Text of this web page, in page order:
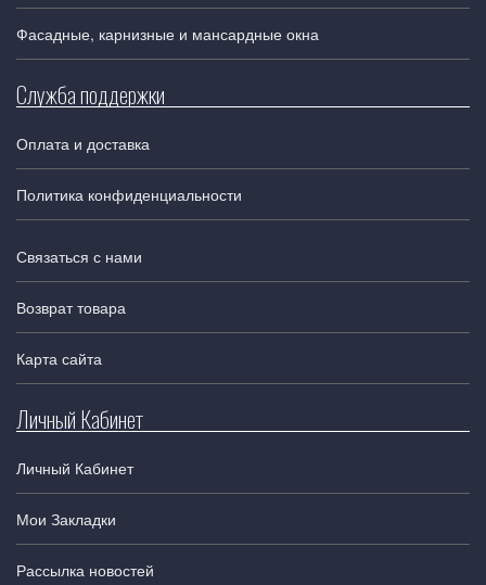
Фасадные, карнизные и мансардные окна
Служба поддержки
Оплата и доставка
Политика конфиденциальности
Связаться с нами
Возврат товара
Карта сайта
Личный Кабинет
Личный Кабинет
Мои Закладки
Рассылка новостей